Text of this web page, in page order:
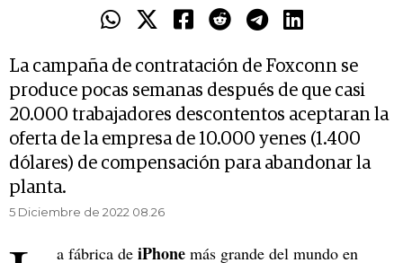
La campaña de contratación de Foxconn se
produce pocas semanas después de que casi
20.000 trabajadores descontentos aceptaran la
oferta de la empresa de 10.000 yenes (1.400
dólares) de compensación para abandonar la
planta.
5 Diciembre de 2022 08.26
a fábrica de iPhone más grande del mundo en